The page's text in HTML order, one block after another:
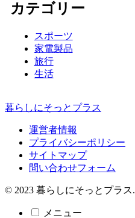
カテゴリー
スポーツ
家電製品
旅行
生活
暮らしにそっとプラス
運営者情報
プライバシーポリシー
サイトマップ
問い合わせフォーム
© 2023 暮らしにそっとプラス.
メニュー